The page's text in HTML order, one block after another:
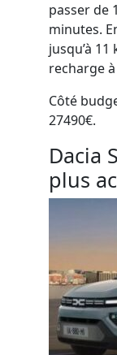
passer de
minutes.
jusqu’à
recharge
Côté
27490€.
Dacia
plus